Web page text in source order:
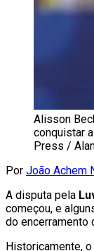
Alisson
conquistar
Press /
Por João Achem
A disputa pela
começou, e
do encerramento
Historicamente,